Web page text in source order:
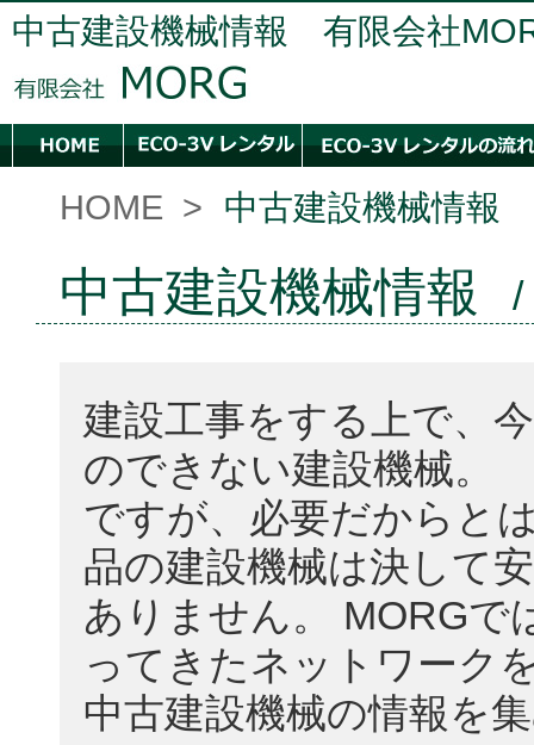
中古建設機械情報 有限会社
HOME > 中古建設機械情報
中古建設機械情報 /
建設工事をする上で、
のできない建設機械。
ですが、必要だからと
品の建設機械は決して
ありません。 MORGで
ってきたネットワーク
中古建設機械の情報を